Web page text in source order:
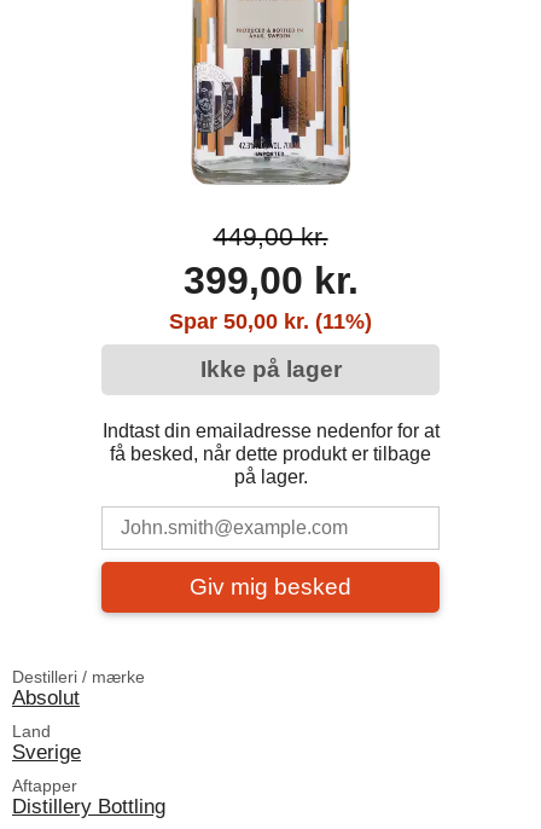
449,00 kr.
399,00 kr.
Spar 50,00 kr. (11%)
Ikke på lager
Indtast din emailadresse nedenfor for at
få besked, når dette produkt er tilbage
på lager.
Giv mig besked
Destilleri / mærke
Absolut
Land
Sverige
Aftapper
Distillery Bottling